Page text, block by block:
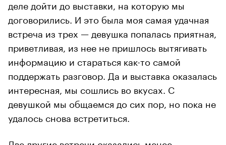
деле дойти до выставки, на которую мы
договорились. И это была моя самая удачная
встреча из трех — девушка попалась приятная,
приветливая, из нее не пришлось вытягивать
информацию и стараться как-то самой
поддержать разговор. Да и выставка оказалась
интересная, мы сошлись во вкусах. С
девушкой мы общаемся до сих пор, но пока не
удалось снова встретиться.